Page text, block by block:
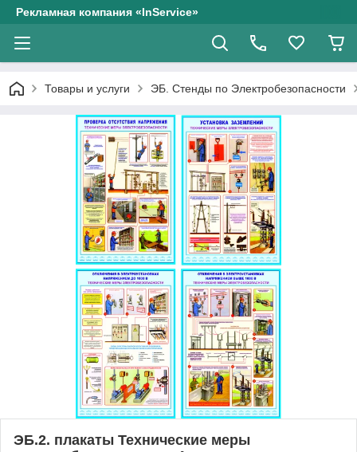
Рекламная компания «InService»
Товары и услуги ЭБ. Стенды по Электробезопасности
ЭБ.2. плакаты Технические меры